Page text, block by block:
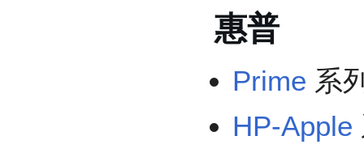
惠普
Prime 系
HP-Apple